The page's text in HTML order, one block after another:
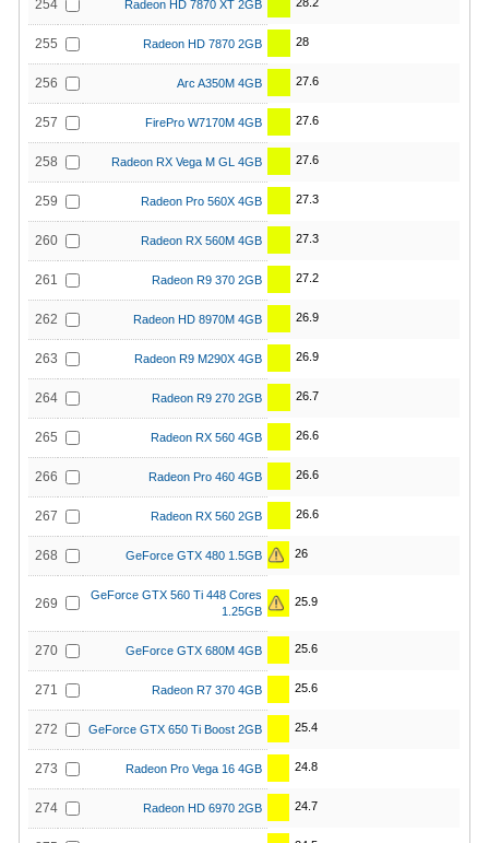
254 Radeon HD 7870 XT 2GB
255 Radeon HD 7870 2GB 28
256 Arc A350M 4GB 27.6
257 FirePro W7170M 4GB 27.6
258 Radeon RX Vega M GL 4GB 27.6
259 Radeon Pro 560X 4GB 27.3
260 Radeon RX 560M 4GB 27.3
261 Radeon R9 370 2GB 27.2
262 Radeon HD 8970M 4GB 26.9
263 Radeon R9 M290X 4GB 26.9
264 Radeon R9 270 2GB 26.7
265 Radeon RX 560 4GB 26.6
266 Radeon Pro 460 4GB 26.6
267 Radeon RX 560 2GB 26.6
268 GeForce GTX 480 1.5GB 26
269
GeForce GTX 560 Ti 448 Cores
1.25GB
25.9
270 GeForce GTX 680M 4GB 25.6
271 Radeon R7 370 4GB 25.6
272 GeForce GTX 650 Ti Boost 2GB 25.4
273 Radeon Pro Vega 16 4GB 24.8
274 Radeon HD 6970 2GB 24.7